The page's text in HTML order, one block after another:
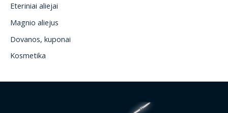
Eteriniai aliejai
Magnio aliejus
Dovanos, kuponai
Kosmetika